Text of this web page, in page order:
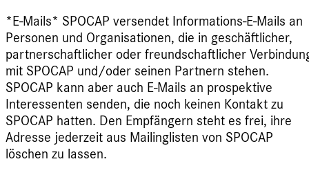
*E-Mails* SPOCAP versendet Informations-E-Mails an
Personen und Organisationen, die in geschäftlicher,
partnerschaftlicher oder freundschaftlicher
mit SPOCAP und/oder seinen Partnern stehen.
SPOCAP kann aber auch E-Mails an prospektive
Interessenten senden, die noch keinen Kontakt zu
SPOCAP hatten. Den Empfängern steht es frei, ihre
Adresse jederzeit aus Mailinglisten von SPOCAP
löschen zu lassen.